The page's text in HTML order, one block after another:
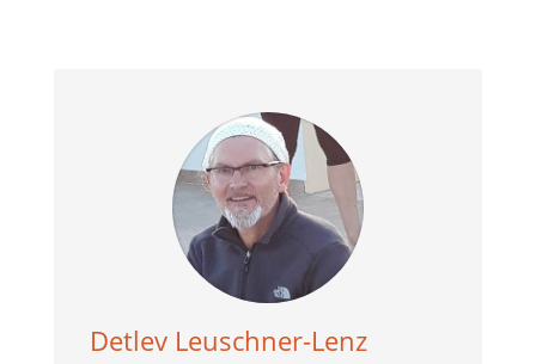
Detlev Leuschner-Lenz